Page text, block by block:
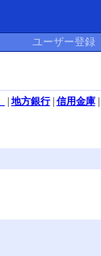
ユーザー登録
地方銀行| 信用金庫|